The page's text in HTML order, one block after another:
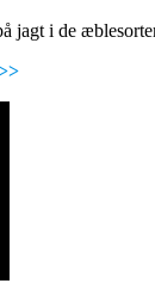
jagt i de